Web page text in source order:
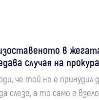
в
случая на
че той не е принудил
слезе, а то само е взело